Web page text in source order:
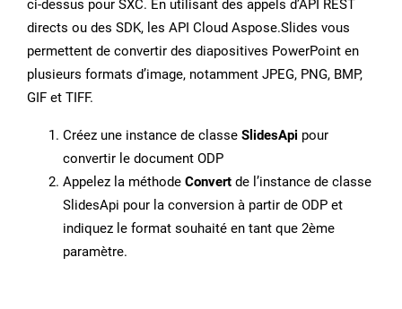
ci-dessus pour SXC. En utilisant des appels d’API REST
directs ou des SDK, les API Cloud Aspose.Slides vous
permettent de convertir des diapositives PowerPoint en
plusieurs formats d’image, notamment JPEG, PNG, BMP,
GIF et TIFF.
Créez une instance de classe SlidesApi pour
convertir le document ODP
Appelez la méthode Convert de l’instance de classe
SlidesApi pour la conversion à partir de ODP et
indiquez le format souhaité en tant que 2ème
paramètre.